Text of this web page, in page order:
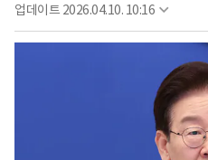
업데이트 2026.04.10. 10:16